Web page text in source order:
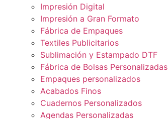
Impresión Digital
Impresión a Gran Formato
Fábrica de Empaques
Textiles Publicitarios
Sublimación y Estampado DTF​
Fábrica de Bolsas Personalizadas
Empaques personalizados
Acabados Finos
Cuadernos Personalizados
Agendas Personalizadas